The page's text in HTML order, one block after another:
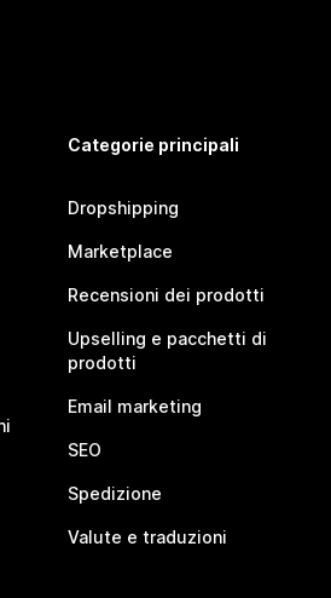
Categorie principali
Dropshipping
Marketplace
Recensioni dei prodotti
Upselling e pacchetti di
prodotti
Email marketing
SEO
Spedizione
Valute e traduzioni